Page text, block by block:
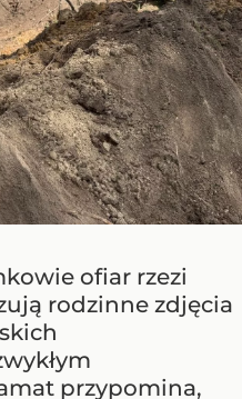
ofiar rzezi
rodzinne zdjęcia
przypomina,